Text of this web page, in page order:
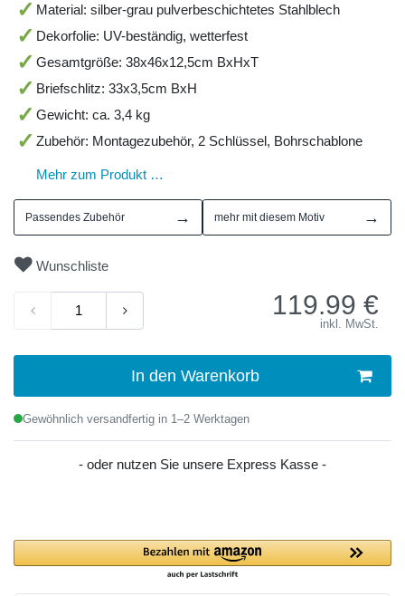
Material: silber-grau pulverbeschichtetes Stahlblech
Dekorfolie: UV-beständig, wetterfest
Gesamtgröße: 38x46x12,5cm BxHxT
Briefschlitz: 33x3,5cm BxH
Gewicht: ca. 3,4 kg
Zubehör: Montagezubehör, 2 Schlüssel, Bohrschablone
Mehr zum Produkt …
Passendes Zubehör → mehr mit diesem Motiv →
Wunschliste
119.99 €
inkl. MwSt.
In den Warenkorb
Gewöhnlich versandfertig in 1–2 Werktagen
- oder nutzen Sie unsere Express Kasse -